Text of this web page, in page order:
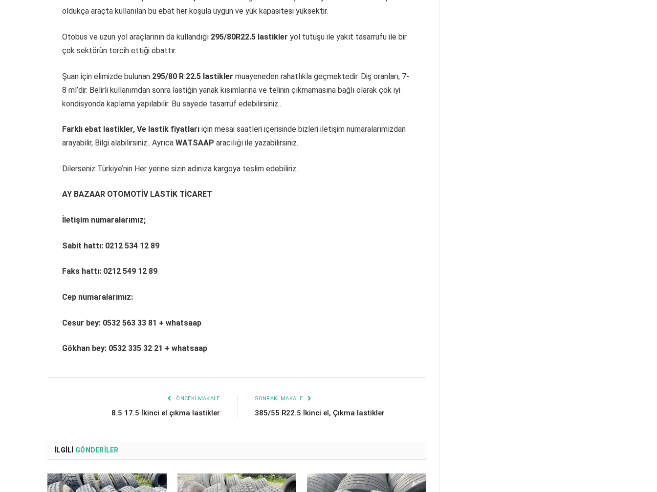
oldukça araçta kullanılan bu ebat her koşula uygun ve yük kapasitesi yüksektir.
Otobüs ve uzun yol araçlarının da kullandığı 295/80R22.5 lastikler yol tutuşu ile yakıt tasarrufu ile bir
çok sektörün tercih ettiği ebattır.
Şuan için elimizde bulunan 295/80 R 22.5 lastikler muayeneden rahatlıkla geçmektedir. Diş oranları; 7-
8 ml’dir. Belirli kullanımdan sonra lastiğin yanak kısımlarına ve telinin çıkmamasına bağlı olarak çok iyi
kondisyonda kaplama yapılabilir. Bu sayede tasarruf edebilirsiniz..
Farklı ebat lastikler, Ve lastik fiyatları için mesai saatleri içerisinde bizleri iletişim numaralarımızdan
arayabilir, Bilgi alabilirsiniz.. AyrıcaWATSAAP aracılığı ile yazabilirsiniz.
Dilerseniz Türkiye’nin Her yerine sizin adınıza kargoya teslim edebiliriz..
AY BAZAAR OTOMOTİV LASTİK TİCARET
İletişim numaralarımız;
Sabit hattı: 0212 534 12 89
Faks hattı: 0212 549 12 89
Cep numaralarımız:
Cesur bey: 0532 563 33 81 + whatsaap
Gökhan bey: 0532 335 32 21 + whatsaap
ÖNCEKI MAKALE
8.5 17.5 İkinci el çıkma lastikler
SONRAKI MAKALE
385/55 R22.5 İkinci el, Çıkma lastikler
İLGILI GÖNDERILER